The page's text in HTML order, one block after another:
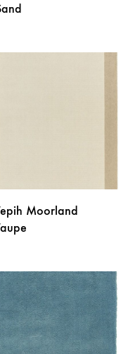
Moorland
NA
LISTU
ŽELJA